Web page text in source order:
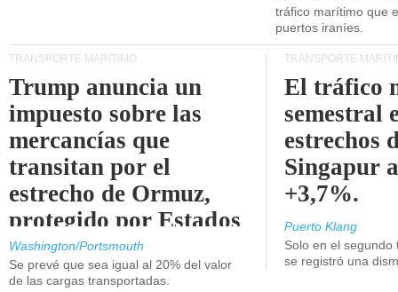
tráfico marítimo que
puertos iraníes.
TRANSPORTE MARÍTIMO
Trump anuncia un
impuesto sobre las
mercancías que
transitan por el
estrecho de Ormuz,
protegido por Estados
Unidos.
Washington/Portsmouth
Se prevé que sea igual al 20% del valor
de las cargas transportadas.
TRANSPORTE
El tráfico
semestral
estrechos
Singapur
+3,7%.
Puerto Klang
Solo en el
se registró una